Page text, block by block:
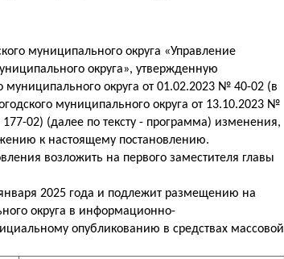
муниципального округа «Управление
округа», утвержденную
округа от 01.02.2023 № 40-02 (в
муниципального округа от 13.10.2023 №
02) (далее по тексту - программа) изменения,
к настоящему постановлению.
возложить на первого заместителя главы
2025 года и подлежит размещению на
округа в информационно-
опубликованию в средствах массовой